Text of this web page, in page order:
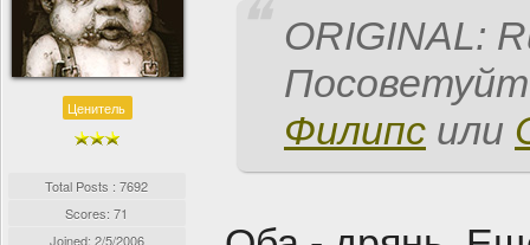
Ценитель
Total Posts : 7692
Scores: 71
Joined: 2/5/2006
ORIGINAL:
Филипс или